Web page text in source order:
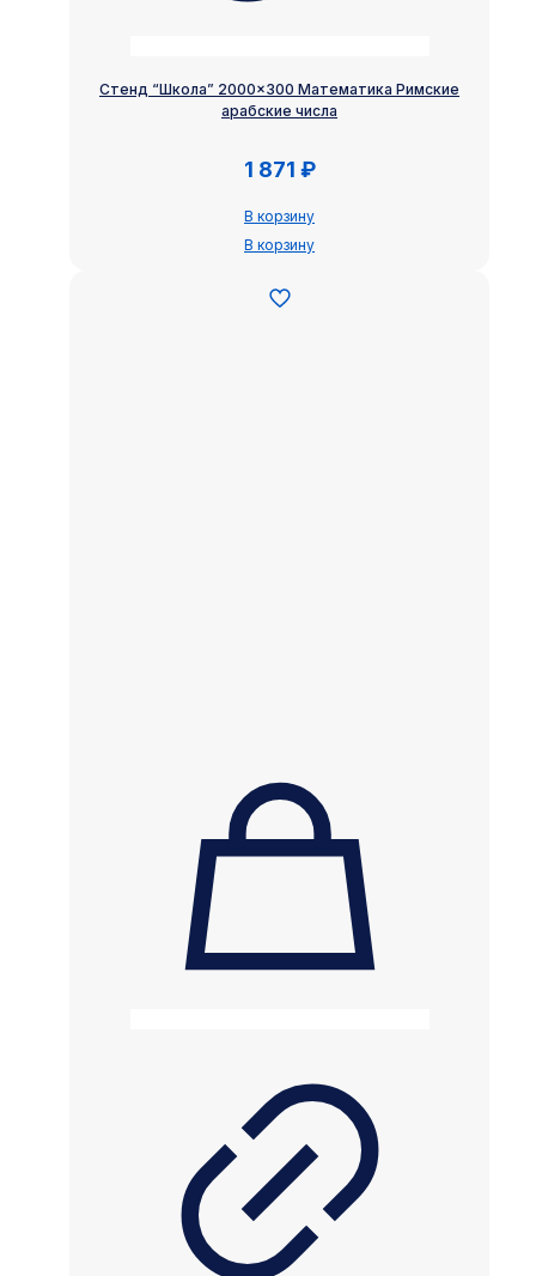
Стенд “Школа” 2000×300 Математика Римские
арабские числа
1 871 ₽
В корзину
В корзину